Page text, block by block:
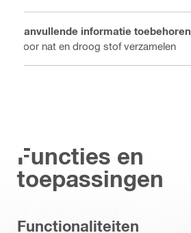
Aanvullende informatie toebehoren
Voor nat en droog stof verzamelen
Functies en
toepassingen
Functionaliteiten